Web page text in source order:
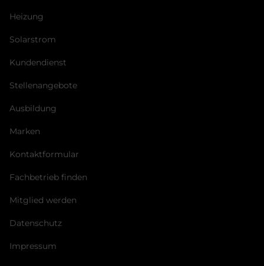
Heizung
Solarstrom
Kundendienst
Stellenangebote
Ausbildung
Marken
Kontaktformular
Fachbetrieb finden
Mitglied werden
Datenschutz
Impressum